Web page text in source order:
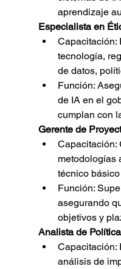
aprendizaje
Especialista en
Capacitación:
tecnología,
de datos,
Función:
de IA en el
cumplan con
Gerente de
Capacitación:
metodologías
técnico
Función:
asegurando
objetivos y
Analista de
Capacitación:
análisis de